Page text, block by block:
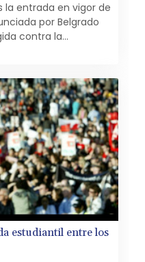
la entrada en vigor de
por Belgrado
contra la
el sábado el
estudiantil entre los